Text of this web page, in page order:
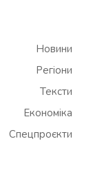
Новини
Регіони
Тексти
Економіка
Спецпроєкти